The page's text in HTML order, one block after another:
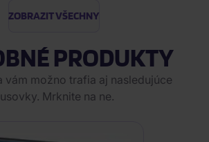
ZOBRAZIT VŠECHNY
PRODUKTY
vám možno trafia aj nasledujúce
Mrknite na ne.